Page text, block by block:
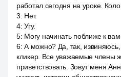
работал сегодня на уроке.
3: Нет.
4:Угу.
5: Могу начинать поближе к вам.
6:А можно? Да, так,
кликер. Все уважаемые члены
приветствовать. Зовут меня